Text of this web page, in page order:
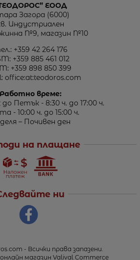
ЕООД
Загора (6000)
Индустриален
№9, магазин №10
+359 42 264 176
+359 885 461 012
+359 898 850 399
office:at:teodoros.com
Работно време:
Петък - 8:30 ч. до 17:00 ч.
- 10:00 ч. до 15:00 ч.
– Почивен ден
на плащане
ни
- Всички права запазени.
магазин Valival Commerce